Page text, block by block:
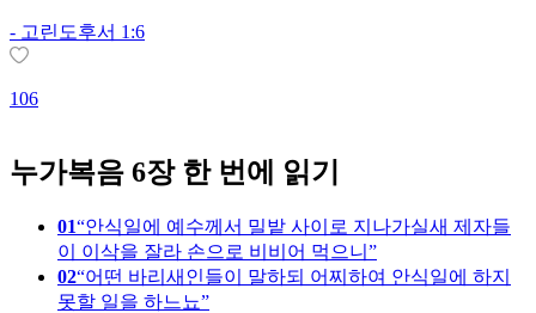
- 고린도후서 1:6
106
누가복음 6장 한 번에 읽기
01 안식일에 예수께서 밀밭 사이로 지나가실새 제자들
이 이삭을 잘라 손으로 비비어 먹으니
02 어떤 바리새인들이 말하되 어찌하여 안식일에 하지
못할 일을 하느뇨